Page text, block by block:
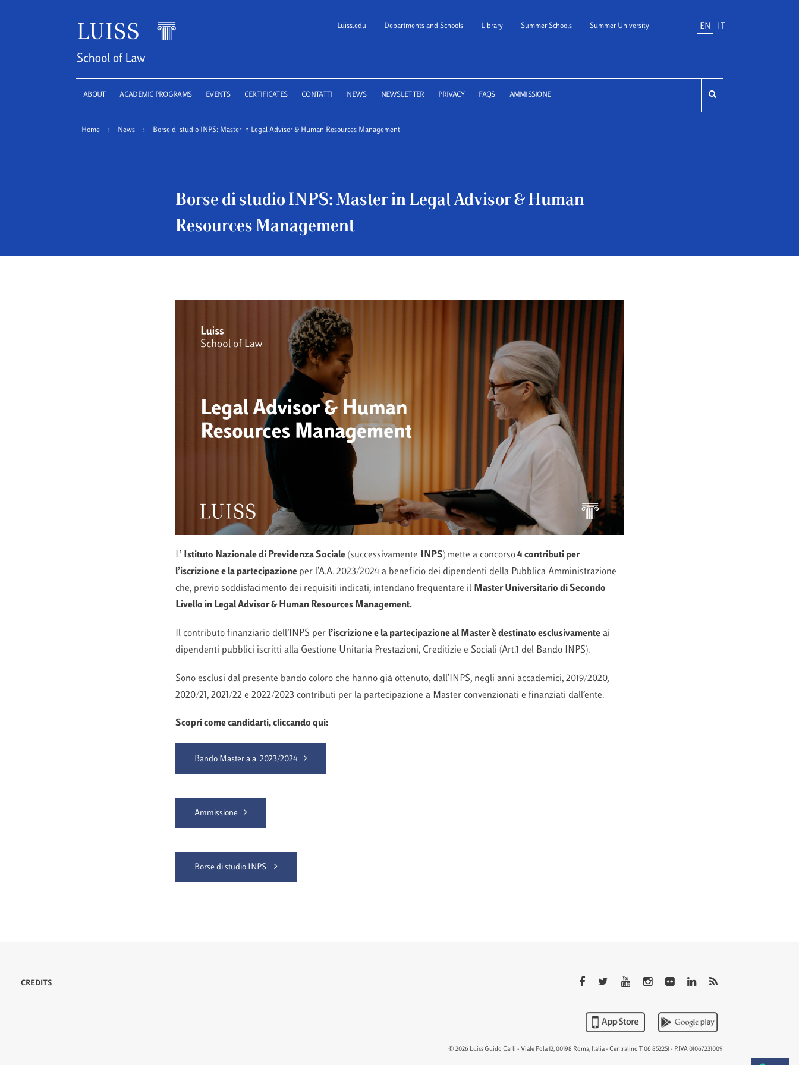
LUISS School of Law
Luiss.edu Departments and Schools Library Summer Schools Summer University EN
ABOUT ACADEMIC PROGRAMS EVENTS CERTIFICATES CONTATTI NEWS NEWSLETTER PRIVACY FAQS AMMISSIONE
Home › News › Borse di studio INPS: Master in Legal Advisor & Human Resources Management
Borse di studio INPS: Master in Legal Advisor & Human
Resources Management
L’ Istituto Nazionale di Previdenza Sociale(successivamente INPS) mette a concorso4 contributi per
l’iscrizione e la partecipazione per l’A.A. 2023/2024 a beneficio dei dipendenti della Pubblica Amministrazione
che, previo soddisfacimento dei requisiti indicati, intendano frequentare il Master Universitario di Secondo
Livello in Legal Advisor & Human Resources Management.
Il contributo finanziario dell’INPS per l’iscrizione e la partecipazione al Masterèdestinato esclusivamenteai
dipendenti pubblici iscritti alla Gestione Unitaria Prestazioni, Creditizie e Sociali (Art.1 del Bando INPS).
Sono esclusi dal presente bando coloro che hanno già ottenuto, dall’INPS, negli anni accademici, 2019/2020,
2020/21, 2021/22 e 2022/2023 contributi per la partecipazione a Master convenzionati e finanziati dall’ente.
Scopri come candidarti, cliccando qui:
Bando Master a.a. 2023/2024
Ammissione
Borse di studio INPS
CREDITS
© 2026 Luiss Guido Carli - Viale Pola 12, 00198 Roma, Italia - Centralino T 06 852251 - P.IVA 01067231009